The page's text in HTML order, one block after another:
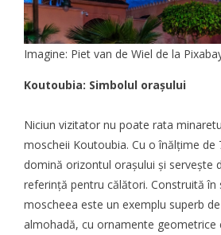
Imagine: Piet van de Wiel de la
Koutoubia: Simbolul orașului
Niciun vizitator nu poate rata
moscheii Koutoubia. Cu o înălțime de
domină orizontul orașului și servește
referință pentru călători. Construită în
moscheea este un exemplu superb
almohadă, cu ornamente geometrice